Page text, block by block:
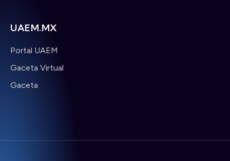
UAEM.MX
Portal UAEM
Gaceta Virtual
Gaceta